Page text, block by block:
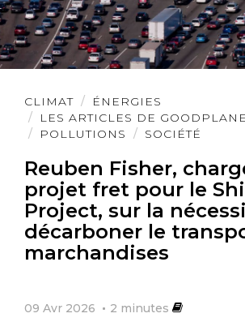
CLIMAT
ÉNERGIES
LES ARTICLES DE
POLLUTIONS
SOCIÉTÉ
Reuben Fisher,
projet fret pour le
Project, sur la
décarboner le
marchandises
09 Avr 2026 2 minutes
Lire
l'article